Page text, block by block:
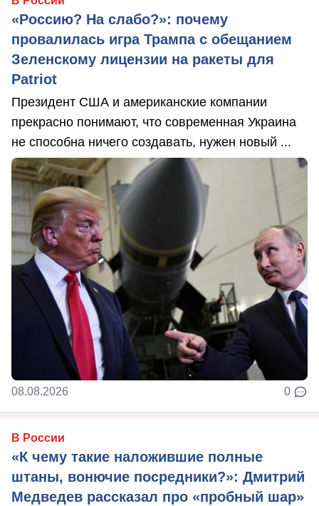
«Россию? На слабо?»: почему
провалилась игра Трампа с обещанием
Зеленскому лицензии на ракеты для
Patriot
Президент США и американские компании
прекрасно понимают, что современная Украина
не способна ничего создавать, нужен новый ...
08.08.2026 0
В России
«К чему такие наложившие полные
штаны, вонючие посредники?»: Дмитрий
Медведев рассказал про «пробный шар»